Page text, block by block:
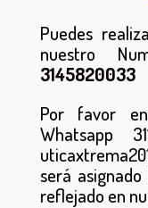
Puedes
nuestro
3145820033
Por favor
Whatsapp
será
reflejado en